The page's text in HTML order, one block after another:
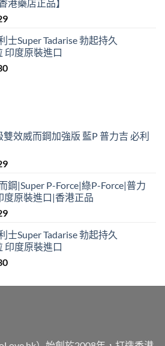
港藥店正品】
Price
$829
through
$2129
士Super Tadarise 勃起持久
印度原裝進口
Price
雙效威而鋼加強版 藍P 普力吉 必利
Price
$379
through
$2229
鋼|Super P-Force|綠P-Force|普力
度原裝進口|香港正品
Price
$359
through
$2229
士Super Tadarise 勃起持久
印度原裝進口
Price
$519